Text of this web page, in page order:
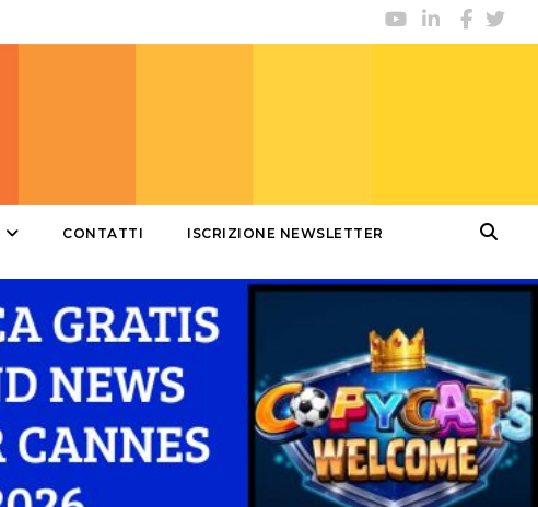
CONTATTI ISCRIZIONE NEWSLETTER